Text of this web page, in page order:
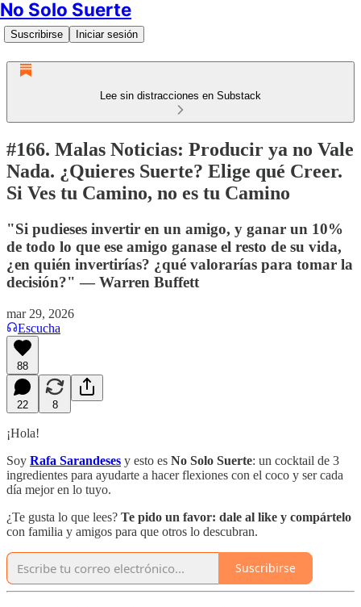
No Solo Suerte
Suscribirse Iniciar sesión
Lee sin distracciones en Substack
#166. Malas Noticias: Producir ya no Vale
Nada. ¿Quieres Suerte? Elige qué Creer.
Si Ves tu Camino, no es tu Camino
"Si pudieses invertir en un amigo, y ganar un 10%
de todo lo que ese amigo ganase el resto de su vida,
¿en quién invertirías? ¿qué valorarías para tomar la
decisión?" — Warren Buffett
mar 29, 2026
Escucha
88
22 8
¡Hola!
Soy Rafa Sarandeses y esto es No Solo Suerte: un cocktail de 3
ingredientes para ayudarte a hacer flexiones con el coco y ser cada
día mejor en lo tuyo.
¿Te gusta lo que lees? Te pido un favor: dale al like y compártelo
con familia y amigos para que otros lo descubran.
Suscribirse